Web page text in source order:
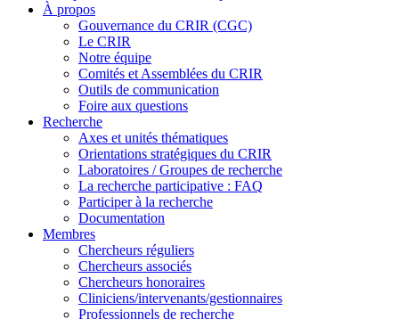
À propos
Gouvernance du CRIR (CGC)
Le CRIR
Notre équipe
Comités et Assemblées du CRIR
Outils de communication
Foire aux questions
Recherche
Axes et unités thématiques
Orientations stratégiques du CRIR
Laboratoires / Groupes de recherche
La recherche participative : FAQ
Participer à la recherche
Documentation
Membres
Chercheurs réguliers
Chercheurs associés
Chercheurs honoraires
Cliniciens/intervenants/gestionnaires
Professionnels de recherche